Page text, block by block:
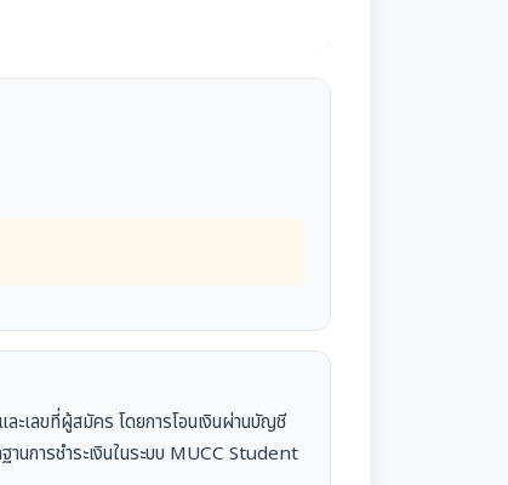
ละเลขที่ผู้สมัคร โดยการโอนเงินผ่านบัญชี
นการชำระเงินในระบบ MUCC Student